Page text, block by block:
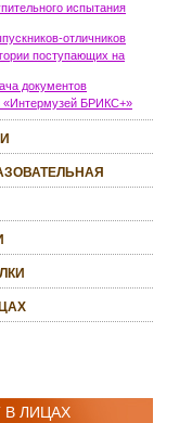
испытания
отличников
поступающих на
документов
БРИКС+»
В ЛИЦАХ